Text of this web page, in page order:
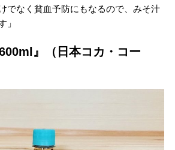
でなく貧血予防にもなるので、みそ汁
」
』（日本コカ・コー